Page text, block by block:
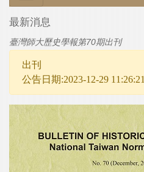
最新消息
臺灣師大歷史學報第70期出刊
出刊
公告日期:2023-12-29 11:26:21